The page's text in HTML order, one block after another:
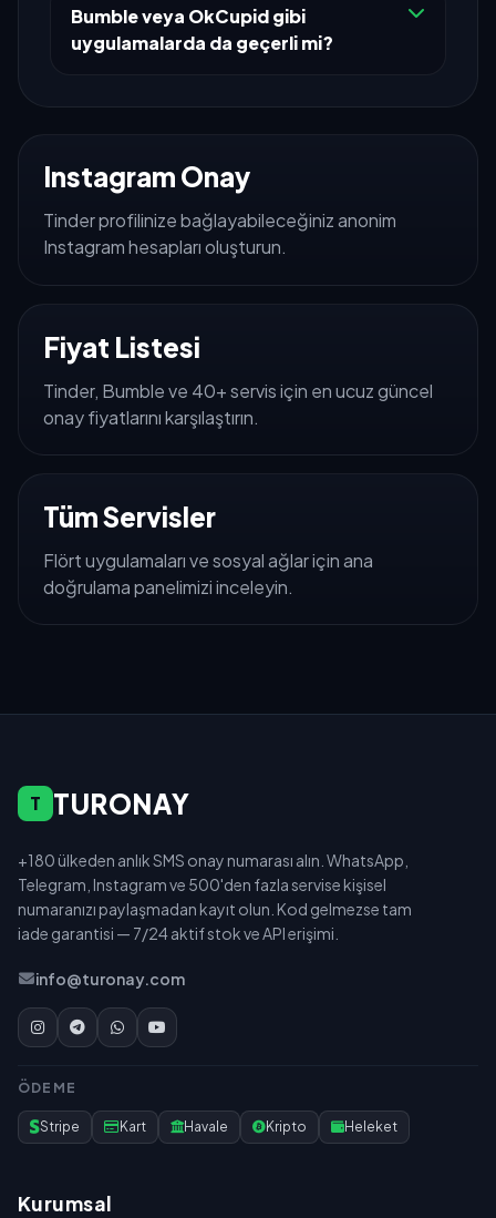
Bumble veya OkCupid gibi
uygulamalarda da geçerli mi?
Instagram Onay
Tinder profilinize bağlayabileceğiniz anonim
Instagram hesapları oluşturun.
Fiyat Listesi
Tinder, Bumble ve 40+ servis için en ucuz güncel
onay fiyatlarını karşılaştırın.
Tüm Servisler
Flört uygulamaları ve sosyal ağlar için ana
doğrulama panelimizi inceleyin.
T TURONAY
+180 ülkeden anlık SMS onay numarası alın. WhatsApp,
Telegram, Instagram ve 500'den fazla servise kişisel
numaranızı paylaşmadan kayıt olun. Kod gelmezse tam
iade garantisi — 7/24 aktif stok ve API erişimi.
info@turonay.com
ÖDEME
Stripe Kart Havale Kripto Heleket
Kurumsal